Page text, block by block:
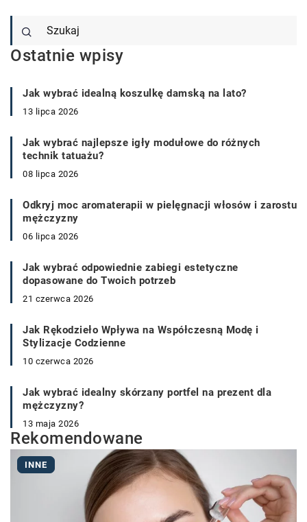
Ostatnie wpisy
Jak wybrać idealną koszulkę damską na lato?
13 lipca 2026
Jak wybrać najlepsze igły modułowe do różnych
technik tatuażu?
08 lipca 2026
Odkryj moc aromaterapii w pielęgnacji włosów i zarostu
mężczyzny
06 lipca 2026
Jak wybrać odpowiednie zabiegi estetyczne
dopasowane do Twoich potrzeb
21 czerwca 2026
Jak Rękodzieło Wpływa na Współczesną Modę i
Stylizacje Codzienne
10 czerwca 2026
Jak wybrać idealny skórzany portfel na prezent dla
mężczyzny?
13 maja 2026
Rekomendowane
INNE